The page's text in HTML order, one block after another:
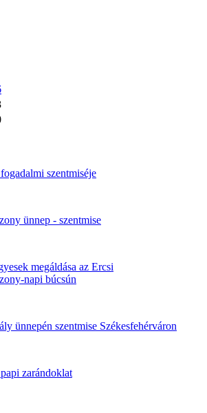
szentmiséje
ünnep - szentmise
megáldása az Ercsi
napi búcsún
ünnepén szentmise Székesfehérváron
zarándoklat